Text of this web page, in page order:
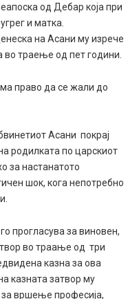
од Дебар која при
и матка.
на Асани му изрече
во траење од пет години.
право да се жали до
Асани покрај
родилката по царскиот
за настанатото
шок, кога непотребно
прогласува за виновен,
во траање од три
казна за ова
казната затвор му
за вршење професија,